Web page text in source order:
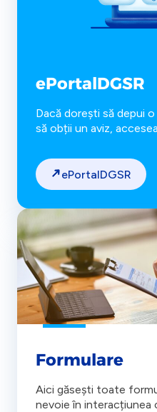
ePortalDGSR
Dacă dorești să depui
să obții un aviz,
ePortalDGSR
Formulare
Aici găsești toate
nevoie în interacțiunea